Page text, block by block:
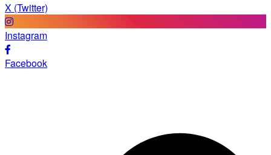
X (Twitter)
Instagram
Facebook